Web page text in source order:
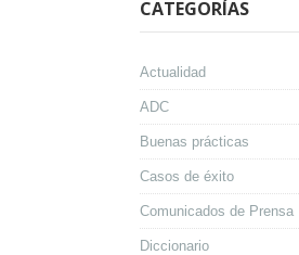
CATEGORÍAS
Actualidad
ADC
Buenas prácticas
Casos de éxito
Comunicados de Prensa
Diccionario